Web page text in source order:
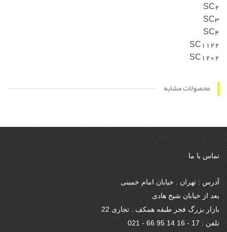
SC2
SC3
SC4
SC1122
SC1202
محصولات مشابه
تماس با ما
آدرس : تهران . خیابان امام خمینی
بعد از خیابان شیخ هادی
بازار بزرگ فجر طبقه همکف . تجاری 22
تلفن : 17 - 16 14 95 66 - 021